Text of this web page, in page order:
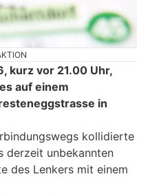
kurz vor 21.00 Uhr,
auf einem
in
kollidierte
derzeit unbekannten
des Lenkers mit einem